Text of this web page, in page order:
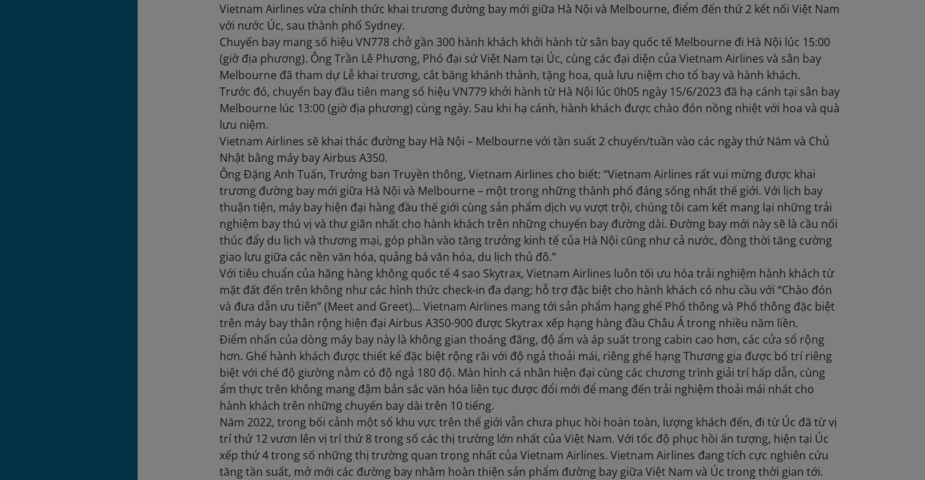
Vietnam Airlines vừa chính thức khai trương đường bay mới giữa Hà Nội và Melbourne, điểm đến thứ 2 kết nối Việt Nam
với nước Úc, sau thành phố Sydney.
Chuyến bay mang số hiệu VN778 chở gần 300 hành khách khởi hành từ sân bay quốc tế Melbourne đi Hà Nội lúc 15:00
(giờ địa phương). Ông Trần Lê Phương, Phó đại sứ Việt Nam tại Úc, cùng các đại diện của Vietnam Airlines và sân bay
Melbourne đã tham dự Lễ khai trương, cắt băng khánh thành, tặng hoa, quà lưu niệm cho tổ bay và hành khách.
Trước đó, chuyến bay đầu tiên mang số hiệu VN779 khởi hành từ Hà Nội lúc 0h05 ngày 15/6/2023 đã hạ cánh tại sân bay
Melbourne lúc 13:00 (giờ địa phương) cùng ngày. Sau khi hạ cánh, hành khách được chào đón nồng nhiệt với hoa và quà
lưu niệm.
Vietnam Airlines sẽ khai thác đường bay Hà Nội – Melbourne với tần suất 2 chuyến/tuần vào các ngày thứ Năm và Chủ
Nhật bằng máy bay Airbus A350.
Ông Đặng Anh Tuấn, Trưởng ban Truyền thông, Vietnam Airlines cho biết: “Vietnam Airlines rất vui mừng được khai
trương đường bay mới giữa Hà Nội và Melbourne – một trong những thành phố đáng sống nhất thế giới. Với lịch bay
thuận tiện, máy bay hiện đại hàng đầu thế giới cùng sản phẩm dịch vụ vượt trội, chúng tôi cam kết mang lại những trải
nghiệm bay thú vị và thư giãn nhất cho hành khách trên những chuyến bay đường dài. Đường bay mới này sẽ là cầu nối
thúc đẩy du lịch và thương mại, góp phần vào tăng trưởng kinh tế của Hà Nội cũng như cả nước, đồng thời tăng cường
giao lưu giữa các nền văn hóa, quảng bá văn hóa, du lịch thủ đô.”
Với tiêu chuẩn của hãng hàng không quốc tế 4 sao Skytrax, Vietnam Airlines luôn tối ưu hóa trải nghiệm hành khách từ
mặt đất đến trên không như các hình thức check-in đa dạng; hỗ trợ đặc biệt cho hành khách có nhu cầu với “Chào đón
và đưa dẫn ưu tiên” (Meet and Greet)… Vietnam Airlines mang tới sản phẩm hạng ghế Phổ thông và Phổ thông đặc biệt
trên máy bay thân rộng hiện đại Airbus A350-900 được Skytrax xếp hạng hàng đầu Châu Á trong nhiều năm liền.
Điểm nhấn của dòng máy bay này là không gian thoáng đãng, độ ẩm và áp suất trong cabin cao hơn, các cửa sổ rộng
hơn. Ghế hành khách được thiết kế đặc biệt rộng rãi với độ ngả thoải mái, riêng ghế hạng Thương gia được bố trí riêng
biệt với chế độ giường nằm có độ ngả 180 độ. Màn hình cá nhân hiện đại cùng các chương trình giải trí hấp dẫn, cùng
ẩm thực trên không mang đậm bản sắc văn hóa liên tục được đổi mới để mang đến trải nghiệm thoải mái nhất cho
hành khách trên những chuyến bay dài trên 10 tiếng.
Năm 2022, trong bối cảnh một số khu vực trên thế giới vẫn chưa phục hồi hoàn toàn, lượng khách đến, đi từ Úc đã từ vị
trí thứ 12 vươn lên vị trí thứ 8 trong số các thị trường lớn nhất của Việt Nam. Với tốc độ phục hồi ấn tượng, hiện tại Úc
xếp thứ 4 trong số những thị trường quan trọng nhất của Vietnam Airlines. Vietnam Airlines đang tích cực nghiên cứu
tăng tần suất, mở mới các đường bay nhằm hoàn thiện sản phẩm đường bay giữa Việt Nam và Úc trong thời gian tới.